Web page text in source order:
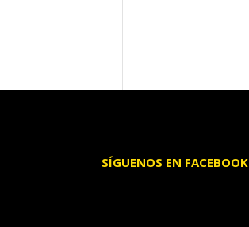
SÍGUENOS EN FACEBOOK